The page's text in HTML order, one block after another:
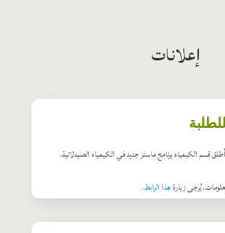
إعلانات
قسم الكيمياء برنامج ماستر جديد في الكيمياء الصيدلانية.
يُرجى زيارةهذا الرابط.